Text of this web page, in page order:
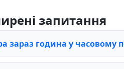
запитання
зараз година у часовому